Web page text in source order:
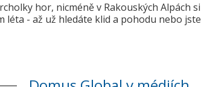
hor, nicméně v Rakouských Alpách si
- až už hledáte klid a pohodu nebo jste